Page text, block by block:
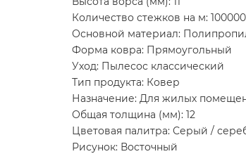
Количество стежков на м:
Основной материал:
Форма ковра: Прямоугольный
Уход: Пылесос классический
Тип продукта: Ковер
Назначение: Для жилых
Общая толщина (мм): 12
Цветовая палитра: Серый /
Рисунок: Восточный